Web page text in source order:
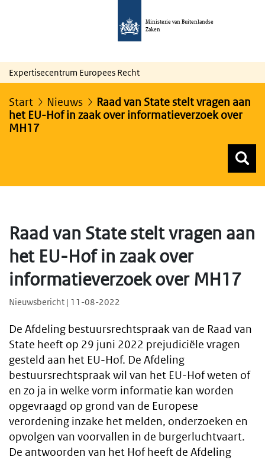
Ministerie van Buitenlandse
Zaken
Expertisecentrum Europees Recht
Start Nieuws
Raad van State stelt vragen aan
het EU-Hof in zaak over informatieverzoek over
MH17
Raad van State stelt vragen aan
het EU-Hof in zaak over
informatieverzoek over MH17
Nieuwsbericht | 11-08-2022
De Afdeling bestuursrechtspraak van de Raad van
State heeft op 29 juni 2022 prejudiciële vragen
gesteld aan het EU-Hof. De Afdeling
bestuursrechtspraak wil van het EU-Hof weten of
en zo ja in welke vorm informatie kan worden
opgevraagd op grond van de Europese
verordening inzake het melden, onderzoeken en
opvolgen van voorvallen in de burgerluchtvaart.
De antwoorden van het Hof heeft de Afdeling